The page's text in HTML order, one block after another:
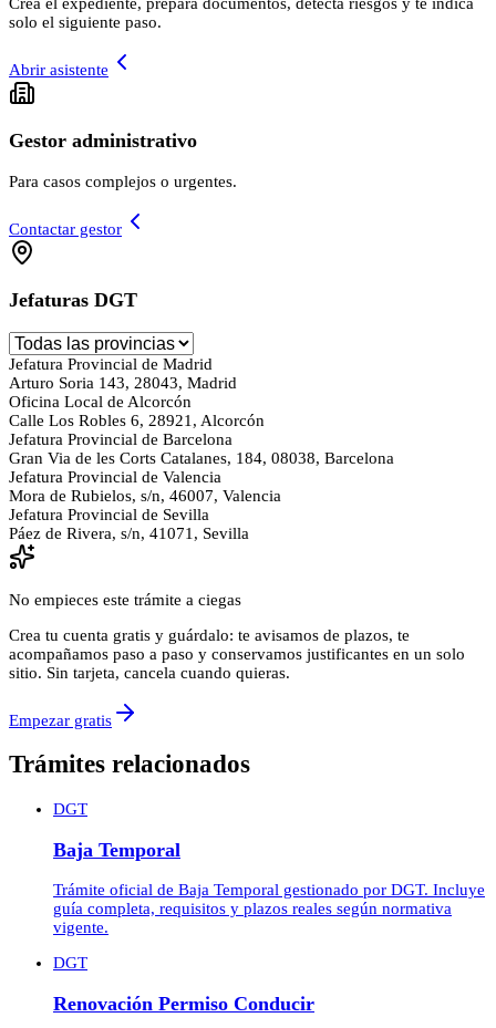
solo el siguiente paso.
Abrir asistente
Gestor administrativo
Para casos complejos o urgentes.
Contactar gestor
Jefaturas DGT
Jefatura Provincial de Madrid
Arturo Soria 143, 28043, Madrid
Oficina Local de Alcorcón
Calle Los Robles 6, 28921, Alcorcón
Jefatura Provincial de Barcelona
Gran Via de les Corts Catalanes, 184, 08038, Barcelona
Jefatura Provincial de Valencia
Mora de Rubielos, s/n, 46007, Valencia
Jefatura Provincial de Sevilla
Páez de Rivera, s/n, 41071, Sevilla
No empieces este trámite a ciegas
Crea tu cuenta gratis y guárdalo: te avisamos de plazos, te
acompañamos paso a paso y conservamos justificantes en un solo
sitio. Sin tarjeta, cancela cuando quieras.
Empezar gratis
Trámites relacionados
DGT
Baja Temporal
Trámite oficial de Baja Temporal gestionado por DGT. Incluye
guía completa, requisitos y plazos reales según normativa
vigente.
DGT
Renovación Permiso Conducir